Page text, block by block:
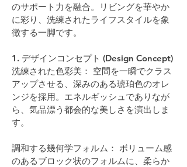
のサポート力を融合。リビングを華やか
に彩り、洗練されたライフスタイルを象
徴する一脚です。
1. デザインコンセプト (Design Concept)
洗練された色彩美： 空間を一瞬でクラス
アップさせる、深みのある琥珀色のオレ
ンジを採用。エネルギッシュでありなが
ら、気品漂う都会的な美しさを演出しま
す。
調和する幾何学フォルム： ボリューム感
のあるブロック状のフォルムに、柔らか